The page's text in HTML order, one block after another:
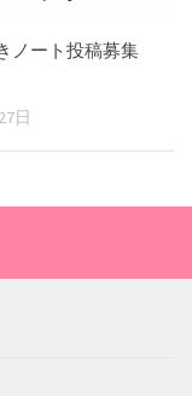
ノート投稿募集
日